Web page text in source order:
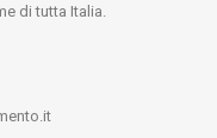
di tutta Italia.